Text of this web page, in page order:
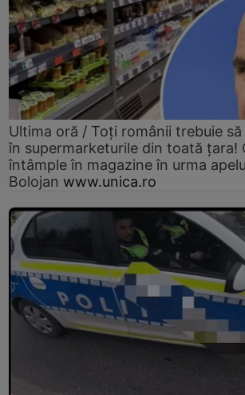
Ultima oră / Toți românii trebuie
în supermarketurile din toată țara!
întâmple în magazine în urma
Bolojan www.unica.ro